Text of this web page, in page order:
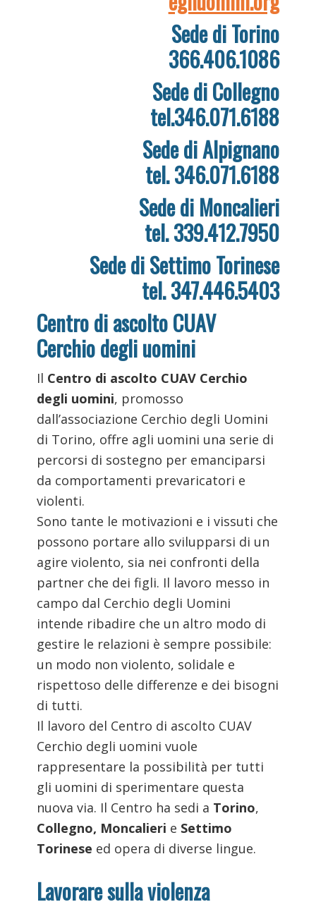
Sede di Torino
366.406.1086
Sede di Collegno
tel.346.071.6188
Sede di Alpignano
tel. 346.071.6188
Sede di Moncalieri
tel. 339.412.7950
Sede di Settimo Torinese
tel. 347.446.5403
Centro di ascolto CUAV
Cerchio degli uomini
Il Centro di ascolto CUAV Cerchio
degli uomini, promosso
dall’associazione Cerchio degli Uomini
di Torino, offre agli uomini una serie di
percorsi di sostegno per emanciparsi
da comportamenti prevaricatori e
violenti.
Sono tante le motivazioni e i vissuti che
possono portare allo svilupparsi di un
agire violento, sia nei confronti della
partner che dei figli. Il lavoro messo in
campo dal Cerchio degli Uomini
intende ribadire che un altro modo di
gestire le relazioni è sempre possibile:
un modo non violento, solidale e
rispettoso delle differenze e dei bisogni
di tutti.
Il lavoro del Centro di ascolto CUAV
Cerchio degli uomini vuole
rappresentare la possibilità per tutti
gli uomini di sperimentare questa
nuova via. Il Centro ha sedi a Torino,
Collegno, Moncalieri e Settimo
Torinese ed opera di diverse lingue.
Lavorare sulla violenza